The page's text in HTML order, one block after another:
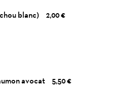
blanc) 2,00 €
avocat 5,50 €